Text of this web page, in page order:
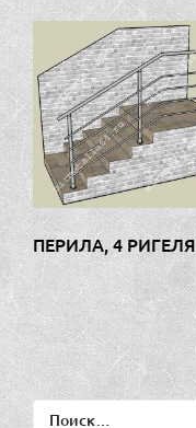
ПЕРИЛА, 4 РИГЕЛЯ
Найти: